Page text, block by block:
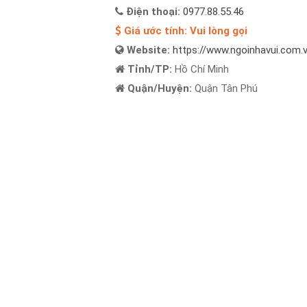
Điện thoại: 0977.88.55.46
Giá ước tính: Vui lòng gọi
Website: https://
Tỉnh/TP: Hồ Chí Minh
Quận/Huyện: Quận Tân Phú